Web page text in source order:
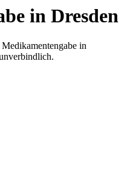
in Dresden
in